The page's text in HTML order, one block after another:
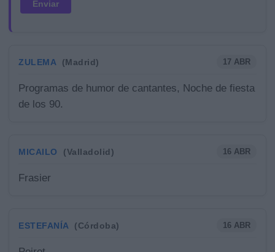
ZULEMA (Madrid) 17 ABR
Programas de humor de cantantes, Noche de fiesta
de los 90.
MICAILO (Valladolid) 16 ABR
Frasier
ESTEFANÍA (Córdoba) 16 ABR